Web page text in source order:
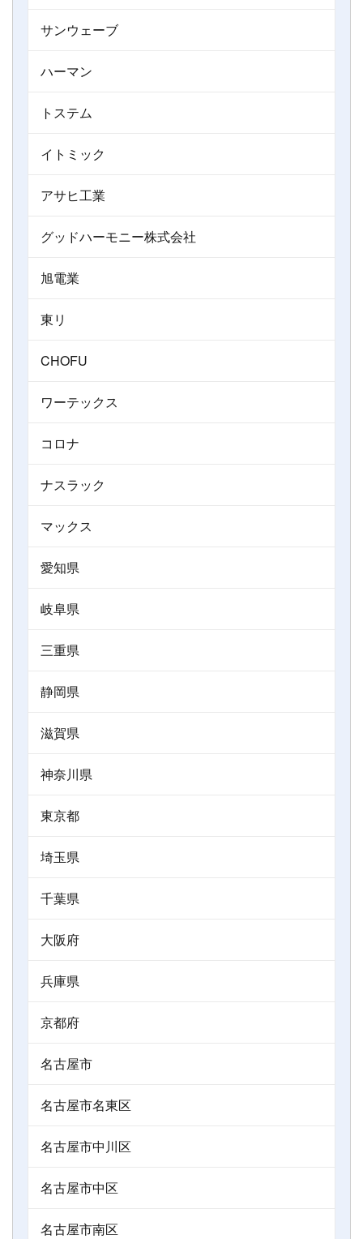
サンウェーブ
ハーマン
トステム
イトミック
アサヒ工業
グッドハーモニー株式会社
旭電業
東リ
CHOFU
ワーテックス
コロナ
ナスラック
マックス
愛知県
岐阜県
三重県
静岡県
滋賀県
神奈川県
東京都
埼玉県
千葉県
大阪府
兵庫県
京都府
名古屋市
名古屋市名東区
名古屋市中川区
名古屋市中区
名古屋市南区